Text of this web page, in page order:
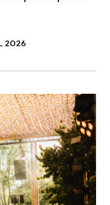
2026